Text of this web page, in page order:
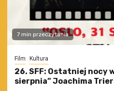
7 min przeczytania
Film Kultura
26. SFF: Ostatniej nocy w
sierpnia” Joachima